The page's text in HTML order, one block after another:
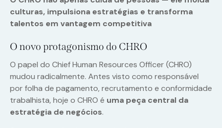
culturas, impulsiona estratégias e transforma
talentos em vantagem competitiva
O novo protagonismo do CHRO
O papel do Chief Human Resources Officer (CHRO)
mudou radicalmente. Antes visto como responsável
por folha de pagamento, recrutamento e conformidade
trabalhista, hoje o CHRO é uma peça central da
estratégia de negócios.